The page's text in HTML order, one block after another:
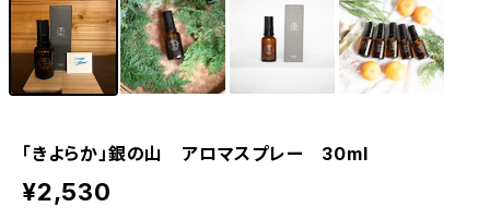
「きよらか」銀の山 アロマスプレー 30ml
¥2,530